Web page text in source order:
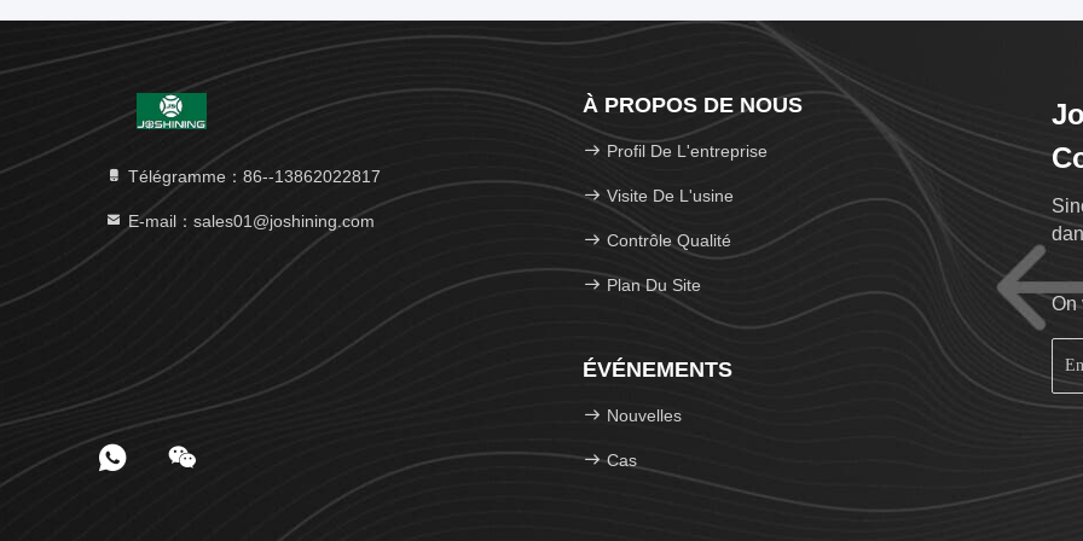
Télégramme：86--13862022817
E-mail：sales01@joshining.com
À PROPOS DE NOUS
Profil De L'entreprise
Visite De L'usine
Contrôle Qualité
Plan Du Site
ÉVÉNEMENTS
Nouvelles
Cas
On